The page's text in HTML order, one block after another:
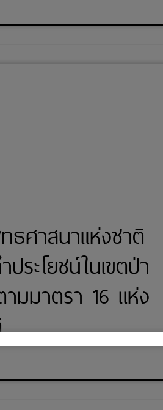
ธศาสนาแห่งชาติ
ระโยชน์ในเขตป่า
มมาตรา 16 แห่ง